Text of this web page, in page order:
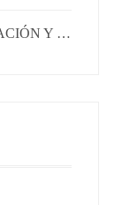
PRESENTACIÓN DE IMPROVISACIÓN Y EMOCIONES